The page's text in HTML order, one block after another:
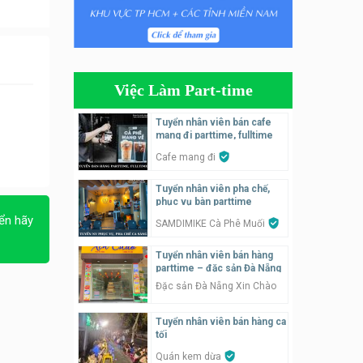
hãy
Tuyển nhân viên phụ quán ăn
– hỗ trợ ăn ở
parttime
GÀ GÔ FASTFOOD
parttime
Tuyển nhân viên pha chế
tiệm trà sữa
TRÀ SỮA THÁI LAN
Tuyển nhân viên tư vấn bán
hàng tiệm bánh ngọt
Tiệm bánh ngọt
Việc Làm Part-time
Tuyển nhân viên bán cafe
mang đi parttime, fulltime
Cafe mang đi
Tuyển nhân viên pha chế,
phục vụ bàn parttime
SAMDIMIKE Cà Phê Muối
Tuyển nhân viên bán hàng
parttime – đặc sản Đà Nẵng
Đặc sản Đà Nẵng Xin Chào
Tuyển nhân viên bán hàng ca
tối
Quán kem dừa